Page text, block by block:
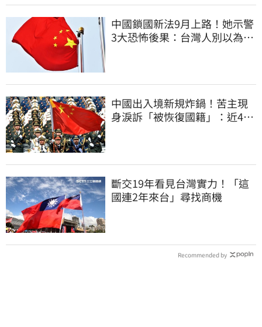
中國鎖國新法9月上路！她示警
3大恐怖後果：台灣人別以為是
中國出入境新規炸鍋！苦主現
身淚訴「被恢復國籍」：近4億
斷交19年看見台灣實力！「這
國連2年來台」尋找商機
Recommended by